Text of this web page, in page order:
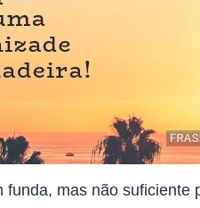
mas não suficiente